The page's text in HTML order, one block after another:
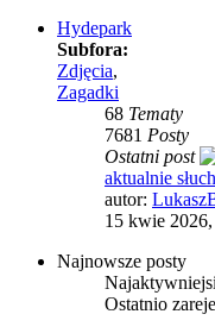
Hydepark
Subfora:
Zdjęcia,
Zagadki
68 Tematy
7681 Posty
Ostatni post
aktualnie
autor:
15 kwie
Najnowsze posty
Ostatnio